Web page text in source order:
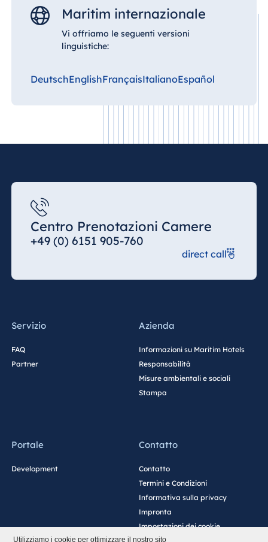
Utilizziamo i cookie per ottimizzare il nostro sito
Spa Malta
Resort & Spa
Maritim internazionale
Vi offriamo le seguenti versioni
linguistiche:
DeutschEnglishFrançaisItalianoEspañol
Centro Prenotazioni Camere
+49 (0) 6151 905-760
direct call
Servizio
FAQ
Partner
Azienda
Informazioni su Maritim Hotels
Responsabilità
Misure ambientali e sociali
Stampa
Portale
Development
Contatto
Contatto
Termini e Condizioni
Informativa sulla privacy
Impronta
Impostazioni dei cookie